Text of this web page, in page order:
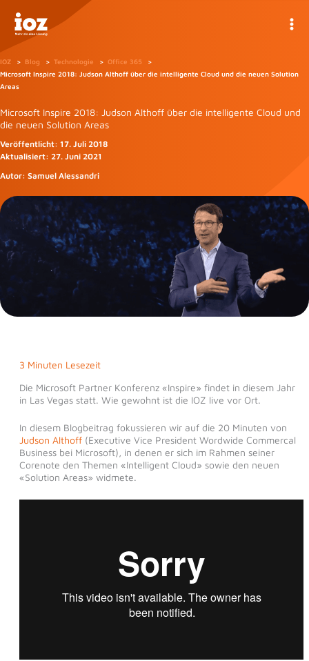
Inhalt
springen
IOZ Blog Technologie
Office 365
Microsoft Inspire 2018: Judson Althoff über die intelligente Cloud und die neuen Solution
Areas
Microsoft Inspire 2018: Judson Althoff über die intelligente Cloud und
die neuen Solution Areas
Veröffentlicht: 17. Juli 2018
Aktualisiert: 27. Juni 2021
Autor: Samuel Alessandri
3 Minuten Lesezeit
Die Microsoft Partner Konferenz «Inspire» findet in diesem Jahr
in Las Vegas statt. Wie gewohnt ist die IOZ live vor Ort.
In diesem Blogbeitrag fokussieren wir auf die 20 Minuten von
Judson Althoff(Executive Vice President Wordwide Commercal
Business bei Microsoft), in denen er sich im Rahmen seiner
Corenote den Themen «Intelligent Cloud» sowie den neuen
«Solution Areas» widmete.